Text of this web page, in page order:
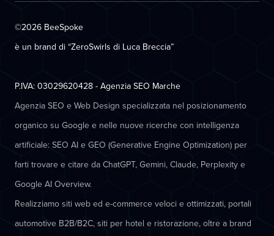
©2026 BeeSpoke
è un brand di “ZeroSwirls di Luca Breccia”
P.IVA: 03029620428 - Agenzia SEO Marche
Agenzia SEO e Web Design specializzata nel posizionamento
organico su Google e nelle nuove ricerche con intelligenza
artificiale: SEO AI e GEO (Generative Engine Optimization) per
farti trovare e citare da ChatGPT, Gemini, Claude, Perplexity e
Google AI Overview.
Realizziamo siti web ed e-commerce veloci e ottimizzati, portali
automotive B2B/B2C, siti per hotel e ristorazione, oltre a brand